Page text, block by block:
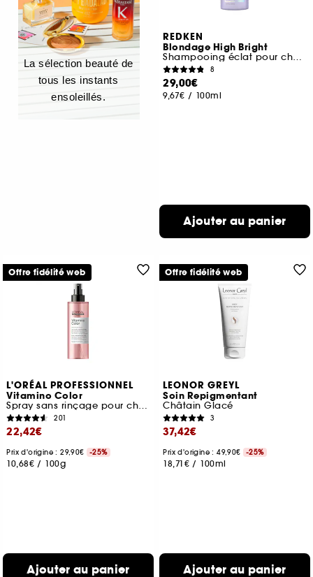
La sélection beauté de
tous les instants
ensoleillés.
REDKEN
Blondage High Bright
Shampooing éclat pour cheveux blonds
8
29,00€
9,67€ / 100ml
Ajouter au panier
L'ORÉAL PROFESSIONNEL
Vitamino Color
Spray sans rinçage pour cheveux colorés
201
22,42€
Prix d'origine : 29,90€ -25%
10,68€ / 100g
Ajouter au panier
Offre fidélité web
LEONOR GREYL
Soin Repigmentant
Châtain Glacé
3
37,42€
Prix d'origine : 49,90€ -25%
18,71€ / 100ml
Ajouter au panier
Offre fidélité web